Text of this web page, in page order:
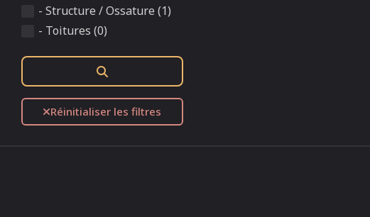
- Structure / Ossature (1)
- Toitures (0)
Réinitialiser les filtres